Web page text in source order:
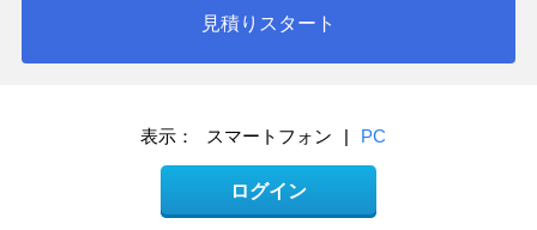
見積りスタート
表示： スマートフォン | PC
ログイン